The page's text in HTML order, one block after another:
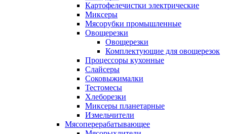
Картофелечистки электрические
Миксеры
Мясорубки промышленные
Овощерезки
Овощерезки
Комплектующие для овощерезок
Процессоры кухонные
Слайсеры
Соковыжималки
Тестомесы
Хлеборезки
Миксеры планетарные
Измельчители
Мясоперерабатывающее